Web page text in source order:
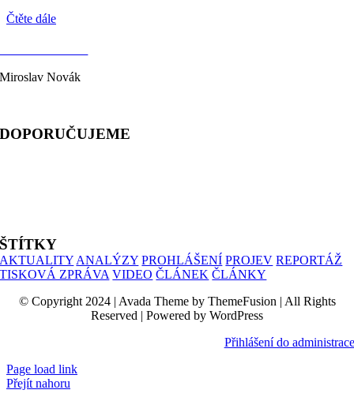
Čtěte dále
Miroslav Novák
DOPORUČUJEME
ŠTÍTKY
AKTUALITYANALÝZY PROHLÁŠENÍ PROJEV REPORTÁŽ
TISKOVÁ ZPRÁVA VIDEO ČLÁNEK ČLÁNKY
© Copyright 2024 | Avada Theme by ThemeFusion | All Rights
Reserved | Powered by WordPress
Přihlášení do administrace
Page load link
Přejít nahoru